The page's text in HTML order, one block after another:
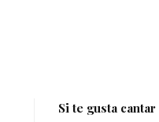
Si te gusta